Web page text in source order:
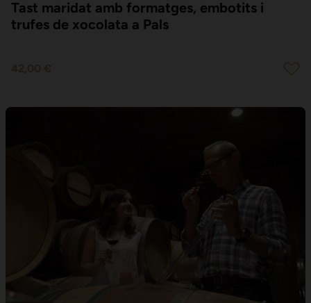
Tast maridat amb formatges, embotits i
trufes de xocolata a Pals